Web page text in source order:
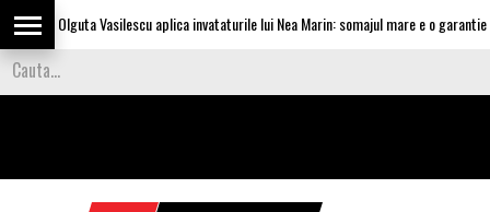
Olguta Vasilescu aplica invataturile lui Nea Marin: somajul mare e o garantie